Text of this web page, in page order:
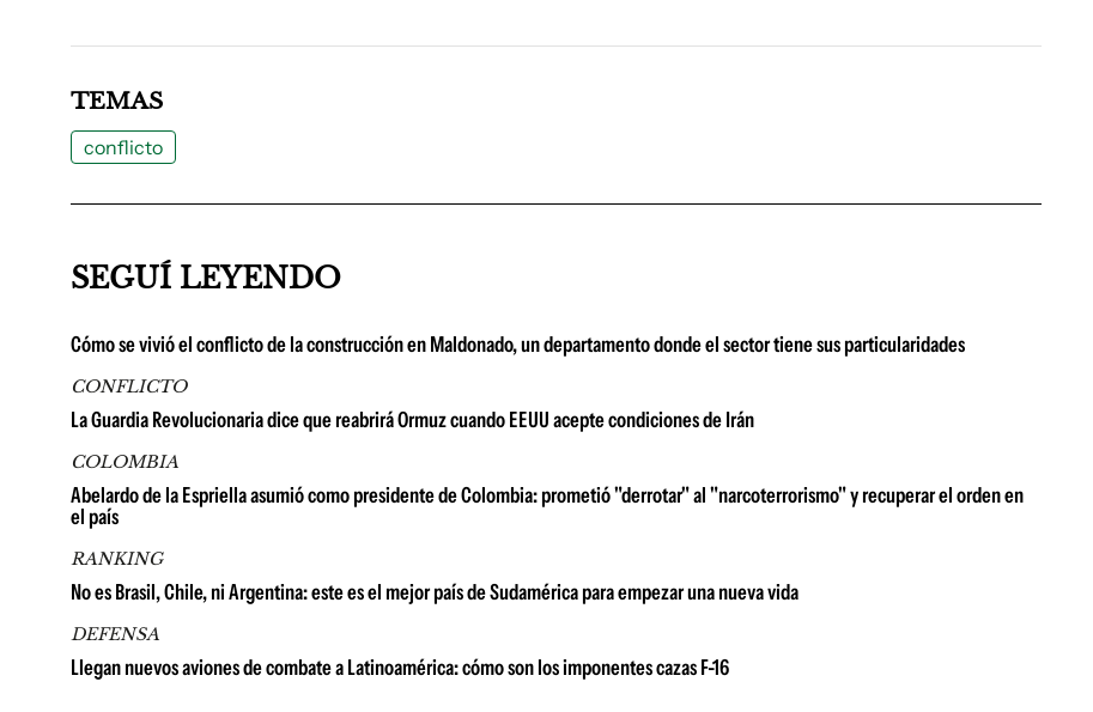
TEMAS
conflicto
SEGUÍ LEYENDO
Cómo se vivió el conflicto de la construcción en Maldonado, un departamento donde el sector tiene sus particularidades
CONFLICTO
La Guardia Revolucionaria dice que reabrirá Ormuz cuando EEUU acepte condiciones de Irán
COLOMBIA
Abelardo de la Espriella asumió como presidente de Colombia: prometió "derrotar" al "narcoterrorismo" y recuperar el orden en
el país
RANKING
No es Brasil, Chile, ni Argentina: este es el mejor país de Sudamérica para empezar una nueva vida
DEFENSA
Llegan nuevos aviones de combate a Latinoamérica: cómo son los imponentes cazas F-16